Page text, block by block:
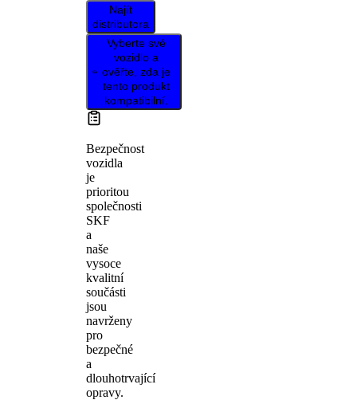
Najít
distributora
Vyberte své
vozidlo a
ověřte, zda je
tento produkt
kompatibilní.
Bezpečnost
vozidla
je
prioritou
společnosti
SKF
a
naše
vysoce
kvalitní
součásti
jsou
navrženy
pro
bezpečné
a
dlouhotrvající
opravy.